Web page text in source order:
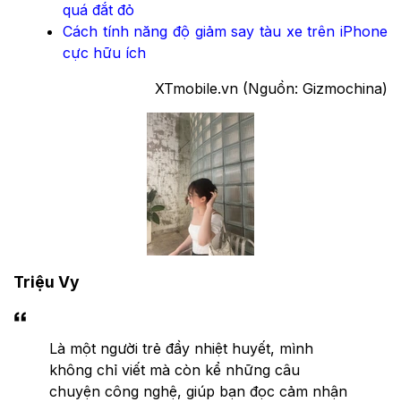
quá đắt đỏ
Cách tính năng độ giảm say tàu xe trên iPhone
cực hữu ích
XTmobile.vn (Nguồn: Gizmochina)
Triệu Vy
Là một người trẻ đầy nhiệt huyết, mình
không chỉ viết mà còn kể những câu
chuyện công nghệ, giúp bạn đọc cảm nhận